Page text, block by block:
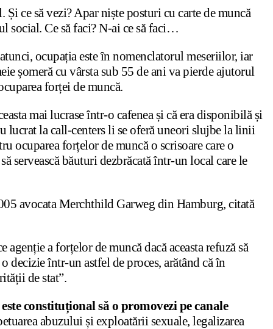
ce să vezi? Apar niște posturi cu carte de muncă
social. Ce să faci? N-ai ce să faci…
ocupația este în nomenclatorul meseriilor, iar
șomeră cu vârsta sub 55 de ani va pierde ajutorul
forței de muncă.
mai lucrase într-o cafenea și că era disponibilă și
lucrat la call-centers li se oferă uneori slujbe la linii
ocuparea forțelor de muncă o scrisoare care o
servească băuturi dezbrăcată într-un local care le
avocata Merchthild Garweg din Hamburg, citată
a forțelor de muncă dacă aceasta refuză să
într-un astfel de proces, arătând că în
de stat”.
constituțional să o promovezi pe canale
abuzului și exploatării sexuale, legalizarea